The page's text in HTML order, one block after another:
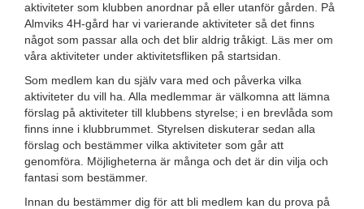
aktiviteter som klubben anordnar på eller utanför gården. På
Almviks 4H-gård har vi varierande aktiviteter så det finns
något som passar alla och det blir aldrig tråkigt. Läs mer om
våra aktiviteter under aktivitetsfliken på startsidan.
Som medlem kan du själv vara med och påverka vilka
aktiviteter du vill ha. Alla medlemmar är välkomna att lämna
förslag på aktiviteter till klubbens styrelse; i en brevlåda som
finns inne i klubbrummet. Styrelsen diskuterar sedan alla
förslag och bestämmer vilka aktiviteter som går att
genomföra. Möjligheterna är många och det är din vilja och
fantasi som bestämmer.
Innan du bestämmer dig för att bli medlem kan du prova på